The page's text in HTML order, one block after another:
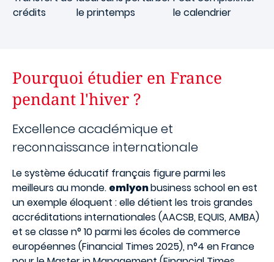
crédits
le printemps
le calendrier
Pourquoi étudier en France
pendant l'hiver ?
Excellence académique et
reconnaissance internationale
Le système éducatif français figure parmi les
meilleurs au monde. emlyonbusiness school en est
un exemple éloquent : elle détient les trois grandes
accréditations internationales (AACSB, EQUIS, AMBA)
et se classe n° 10 parmi les écoles de commerce
européennes (Financial Times 2025), n°4 en France